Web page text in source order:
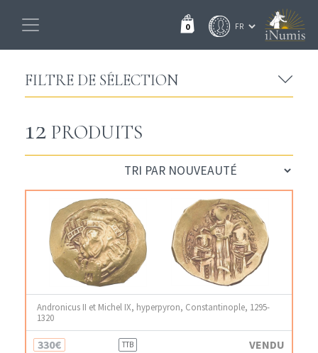
0
FILTRE DE SÉLECTION
12 PRODUITS
Andronicus II et Michel IX, hyperpyron, Constantinople, 1295-
1320
330€ TTB VENDU